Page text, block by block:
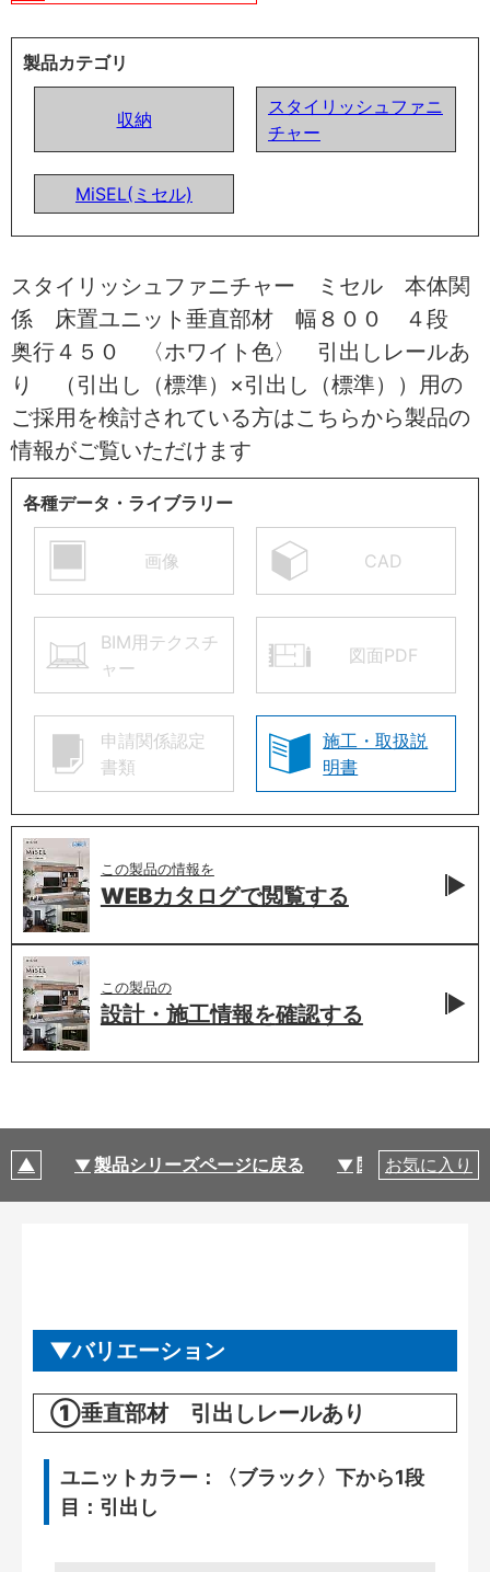
製品カテゴリ
収納
スタイリッシュファニ
チャー
MiSEL(ミセル)
スタイリッシュファニチャー ミセル 本体関
係 床置ユニット垂直部材 幅８００ ４段
奥行４５０ 〈ホワイト色〉 引出しレールあ
り （引出し（標準）×引出し（標準））用の
ご採用を検討されている方はこちらから製品の
情報がご覧いただけます
各種データ・ライブラリー
画像 CAD
BIM用テクスチ
ャー
図面PDF
申請関係認定
書類
施工・取扱説
明書
この製品の情報を
WEBカタログで閲覧する
この製品の
設計・施工情報を確認する
製品シリーズページに戻る 関連部材・関連
お気に入り
バリエーション
①垂直部材 引出しレールあり
ユニットカラー：〈ブラック〉下から1段
目：引出し